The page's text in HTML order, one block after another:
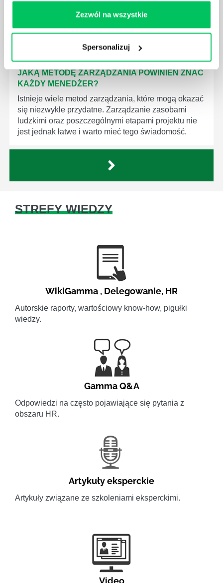
Zezwól na wszystkie
Spersonalizuj
JAKĄ METODĘ ZARZĄDZANIA POWINIEN ZNAĆ
KAŻDY MENEDŻER?
Istnieje wiele metod zarządzania, które mogą okazać
się niezwykle przydatne. Zarządzanie zasobami
ludzkimi oraz poszczególnymi etapami projektu nie
jest jednak łatwe i warto mieć tego świadomość.
STREFY WIEDZY
WikiGamma , Delegowanie, HR
Autorskie raporty, wartościowy know-how, pigułki
wiedzy.
Gamma Q&A
Odpowiedzi na często pojawiające się pytania z
obszaru HR.
Artykuły eksperckie
Artykuły związane ze szkoleniami eksperckimi.
Video